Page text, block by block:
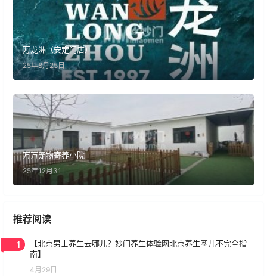
万龙洲（安定门店）
25年8月25日
万万宠物寄养小院
25年12月31日
推荐阅读
1
【北京男士养生去哪儿？妙门养生体验网北京养生圈儿不完全指
南】
4月29日